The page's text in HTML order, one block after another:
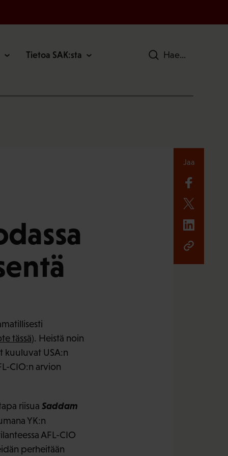
Tietoa SAK:sta Hae
tässä). Heistä noin
kuuluvat USA:n
CIO:n arvion
riisua Saddam
YK:n
AFL-CIO
perheitään
Jaa